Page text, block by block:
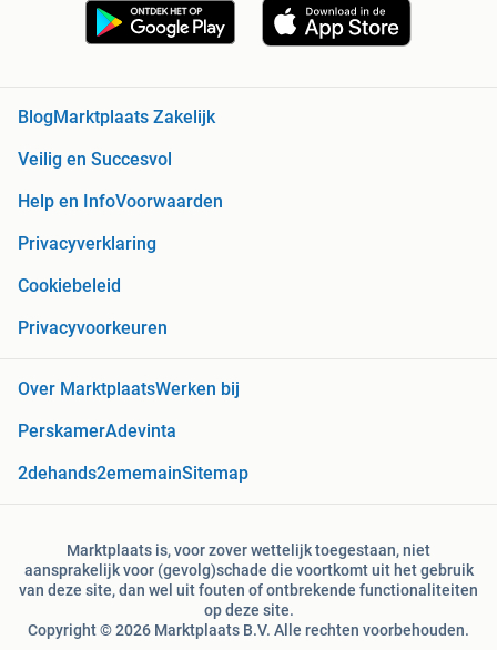
BlogMarktplaats Zakelijk
Veilig en Succesvol
Help en InfoVoorwaarden
Privacyverklaring
Cookiebeleid
Privacyvoorkeuren
Over MarktplaatsWerken bij
PerskamerAdevinta
2dehands2ememainSitemap
Marktplaats is, voor zover wettelijk toegestaan, niet
aansprakelijk voor (gevolg)schade die voortkomt uit het gebruik
van deze site, dan wel uit fouten of ontbrekende functionaliteiten
op deze site.
Copyright © 2026 Marktplaats B.V. Alle rechten voorbehouden.